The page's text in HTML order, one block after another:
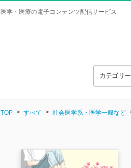
医学・医療の電子コンテンツ配信サービス
カテゴリー
TOP すべて 社会医学系・医学一般など